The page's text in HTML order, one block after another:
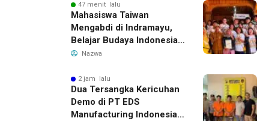
47 menit lalu
Mahasiswa Taiwan
Mengabdi di Indramayu,
Belajar Budaya Indonesia
dan Edukasi Pekerja
Nazwa
2 jam lalu
Dua Tersangka Kericuhan
Demo di PT EDS
Manufacturing Indonesia